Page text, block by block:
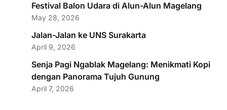
Festival Balon Udara di Alun-Alun Magelang
May 28, 2026
Jalan-Jalan ke UNS Surakarta
April 9, 2026
Senja Pagi Ngablak Magelang: Menikmati Kopi
dengan Panorama Tujuh Gunung
April 7, 2026